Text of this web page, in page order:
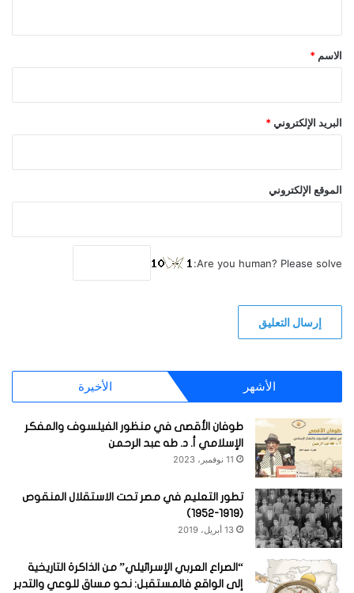
*
الاسم *
البريد الإلكتروني *
الموقع الإلكتروني
Are you human? Please solve:
الأشهر الأخيرة
طوفان الأقصى في منظور الفيلسوف والمفكر
الإسلامي أ. د. طه عبد الرحمن
11 نوفمبر، 2023
تطور التعليم في مصر تحت الاستقلال المنقوص
(1919-1952)
13 أبريل، 2019
“الصراع العربي الإسرائيلي” من الذاكرة التاريخية
إلى الواقع فالمستقبل: نحو مساق للوعي والتدبر